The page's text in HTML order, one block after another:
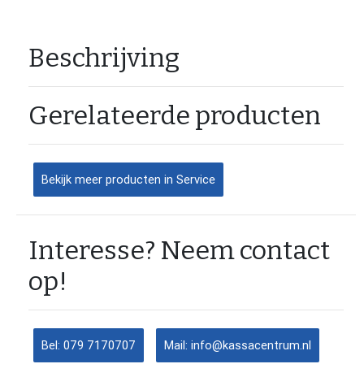
Beschrijving
Gerelateerde producten
Bekijk meer producten in Service
Interesse? Neem contact
op!
Bel: 079 7170707 Mail: info@kassacentrum.nl